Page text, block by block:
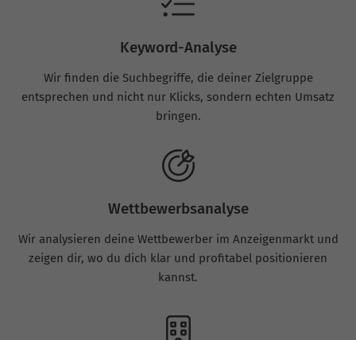
Keyword-Analyse
Wir finden die Suchbegriffe, die deiner Zielgruppe
entsprechen und nicht nur Klicks, sondern echten Umsatz
bringen.
Wettbewerbsanalyse
Wir analysieren deine Wettbewerber im Anzeigenmarkt und
zeigen dir, wo du dich klar und profitabel positionieren
kannst.